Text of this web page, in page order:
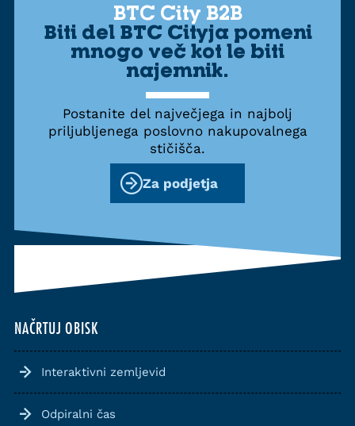
NAČRTUJ OBISK
Interaktivni zemljevid
Odpiralni čas
BTC City B2B
Biti del BTC Cityja pomeni
mnogo več kot le biti
najemnik.
Postanite del največjega in najbolj
priljubljenega poslovno nakupovalnega
stičišča.
Za podjetja